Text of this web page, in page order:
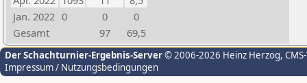
Jan. 2022 0 0
0
Gesamt
97 69,5
Der Schachturnier-Ergebnis-Server© 2006-2026 Heinz Herzog,
Impressum / Nutzungsbedingungen